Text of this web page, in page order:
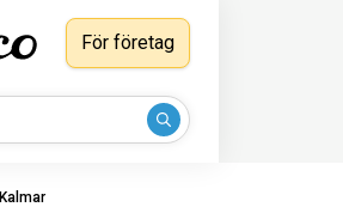
För företag
Kalmar